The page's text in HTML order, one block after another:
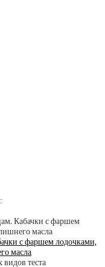
с фаршем лодочками,
масла